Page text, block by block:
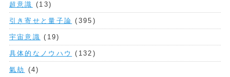
超意識 (13)
引き寄せと量子論 (395)
宇宙意識 (19)
具体的なノウハウ (132)
氣劫 (4)